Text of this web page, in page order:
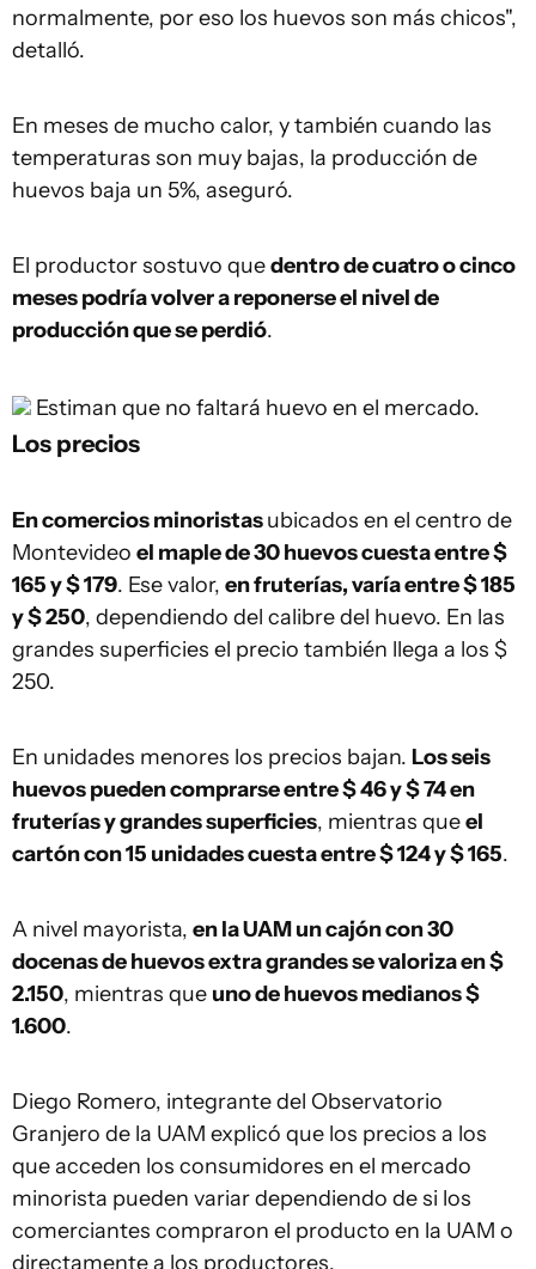
normalmente, por eso los huevos son más chicos",
detalló.
En meses de mucho calor, y también cuando las
temperaturas son muy bajas, la producción de
huevos baja un 5%, aseguró.
El productor sostuvo quedentro de cuatro o cinco
meses podría volver a reponerse el nivel de
producción que se perdió.
Estiman que no faltará huevo en el mercado.
Los precios
En comercios minoristasubicados en el centro de
Montevideo el maple de 30 huevos cuesta entre $
165 y $ 179. Ese valor, en fruterías, varía entre $ 185
y $ 250, dependiendo del calibre del huevo. En las
grandes superficies el precio también llega a los $
250.
En unidades menores los precios bajan. Los seis
huevos pueden comprarse entre $ 46 y $ 74 en
fruterías y grandes superficies, mientras queel
cartón con 15 unidades cuesta entre $ 124 y $ 165.
A nivel mayorista, en la UAM un cajón con 30
docenas de huevos extra grandes se valoriza en $
2.150, mientras que uno de huevos medianos $
1.600.
Diego Romero, integrante del Observatorio
Granjero de la UAM explicó que los precios a los
que acceden los consumidores en el mercado
minorista pueden variar dependiendo de si los
comerciantes compraron el producto en la UAM o
directamente a los productores.